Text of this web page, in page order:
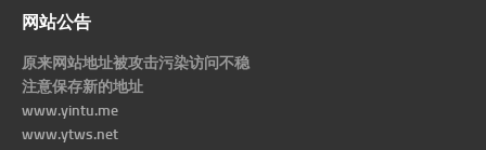
网站公告
原来网站地址被攻击污染访问不稳
注意保存新的地址
www.yintu.me
www.ytws.net